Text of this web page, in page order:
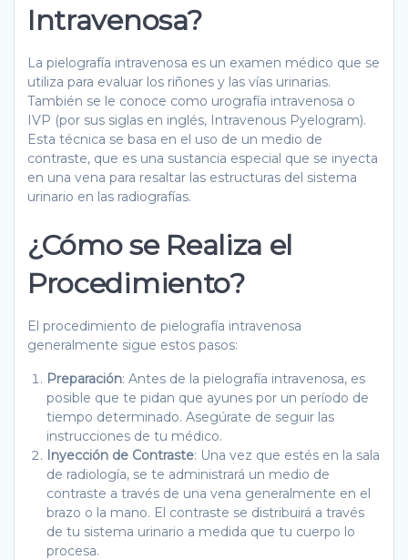
Intravenosa?
La pielografía intravenosa es un examen médico que se
utiliza para evaluar los riñones y las vías urinarias.
También se le conoce como urografía intravenosa o
IVP (por sus siglas en inglés, Intravenous Pyelogram).
Esta técnica se basa en el uso de un medio de
contraste, que es una sustancia especial que se inyecta
en una vena para resaltar las estructuras del sistema
urinario en las radiografías.
¿Cómo se Realiza el
Procedimiento?
El procedimiento de pielografía intravenosa
generalmente sigue estos pasos:
Preparación: Antes de la pielografía intravenosa, es
posible que te pidan que ayunes por un período de
tiempo determinado. Asegúrate de seguir las
instrucciones de tu médico.
Inyección de Contraste: Una vez que estés en la sala
de radiología, se te administrará un medio de
contraste a través de una vena generalmente en el
brazo o la mano. El contraste se distribuirá a través
de tu sistema urinario a medida que tu cuerpo lo
procesa.